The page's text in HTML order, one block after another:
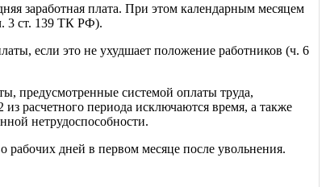
заработная плата. При этом календарным месяцем
3 ст. 139 ТК РФ).
если это не ухудшает положение работников (ч. 6
предусмотренные системой оплаты труда,
расчетного периода исключаются время, а также
нетрудоспособности.
рабочих дней в первом месяце после увольнения.